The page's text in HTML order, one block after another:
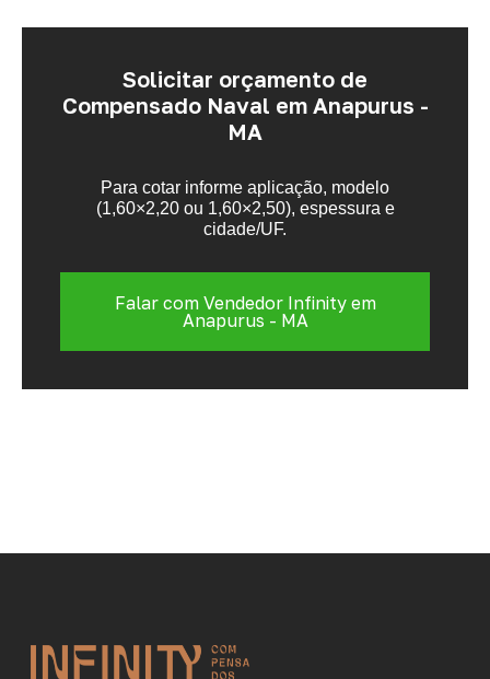
Solicitar orçamento de
Compensado Naval em Anapurus -
MA
Para cotar informe aplicação, modelo
(1,60×2,20 ou 1,60×2,50), espessura e
cidade/UF.
Falar com Vendedor Infinity em
Anapurus - MA